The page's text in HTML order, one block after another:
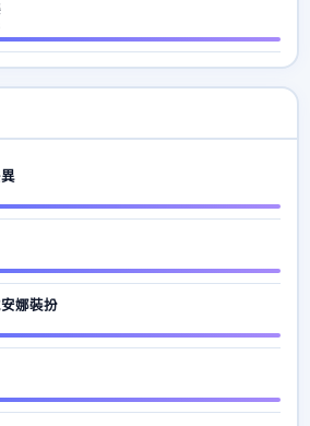
娜裝扮